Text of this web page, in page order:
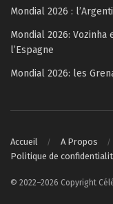
Mondial 2026 :
Mondial 2026:
l’Espagne
Mondial 2026: les
Accueil A Propos
Politique de
© 2022–2026 Copyright